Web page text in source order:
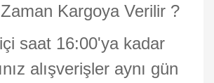
Kargoya Verilir ?
saat 16:00'ya kadar
alışverişler aynı gün